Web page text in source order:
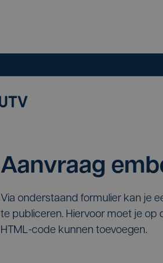
Aanvraag
Via onderstaand formulier kan je
te publiceren. Hiervoor moet je
HTML-code kunnen toevoegen.